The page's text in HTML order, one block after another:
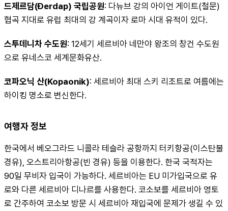
드제르담(Đerdap) 국립공원: 다뉴브 강의 아이언 게이트(철문)
협곡 지대로 유럽 최대의 강 계곡이자 로마 시대 유적이 있다.
스투데니차 수도원: 12세기 세르비아 네만야 왕조의 창건 수도원
으로 유네스코 세계문화유산.
코파오닉 산(Kopaonik): 세르비아 최대 스키 리조트로 여름에는
하이킹 명소로 변신한다.
여행자 정보
한국에서 베오그라드 니콜라 테슬라 공항까지 터키항공(이스탄불
경유), 오스트리아항공(빈 경유) 등을 이용한다. 한국 국적자는
90일 무비자 입국이 가능하다. 세르비아는 EU 미가입국으로 유
로와 다른 세르비아 디나르를 사용한다. 코소보를 세르비아 영토
로 간주하여 코소보 방문 시 세르비아 재입국에 문제가 생길 수 있